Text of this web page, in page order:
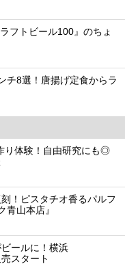
フトビール100』のちょ
チ8選！唐揚げ定食からラ
り体験！自由研究にも◎
！ピスタチオ香るパルフ
青山本店』
ールに！横浜
スタート